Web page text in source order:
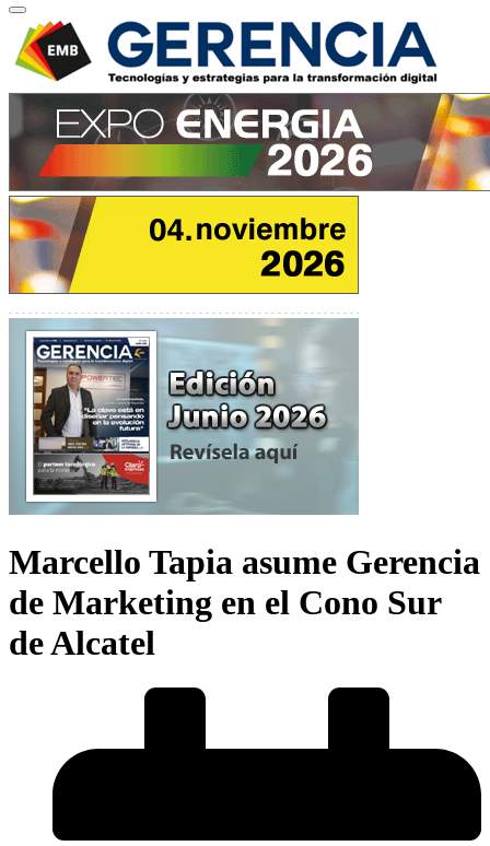
Marcello Tapia asume Gerencia
de Marketing en el Cono Sur
de Alcatel